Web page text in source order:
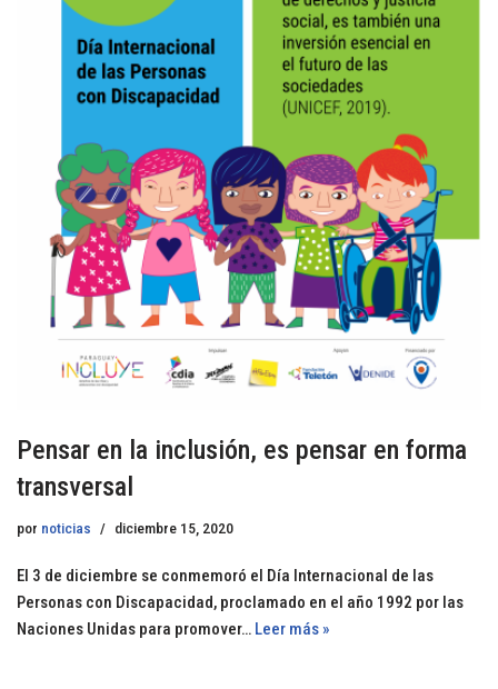
Pensar en la inclusión, es pensar en forma
transversal
por noticias diciembre 15, 2020
El 3 de diciembre se conmemoró el Día Internacional de las
Personas con Discapacidad, proclamado en el año 1992 por las
Naciones Unidas para promover… Leer más »